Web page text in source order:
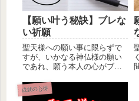
【願い叶う秘訣】ブレな
い祈願
聖天様への願い事に限らずで
すが、いかなる神仏様の願い
であれ、願う本人の心がブレ
なります...
成就の心得